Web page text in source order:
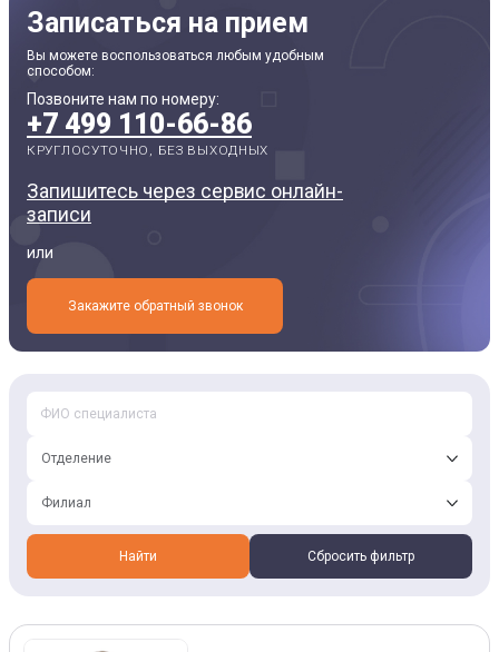
Записаться на прием
Вы можете воспользоваться любым удобным
способом:
Позвоните нам по номеру:
+7 499 110-66-86
КРУГЛОСУТОЧНО, БЕЗ ВЫХОДНЫХ
Запишитесь через сервис онлайн-
записи
или
Закажите обратный звонок
Отделение
Филиал
Найти Сбросить фильтр